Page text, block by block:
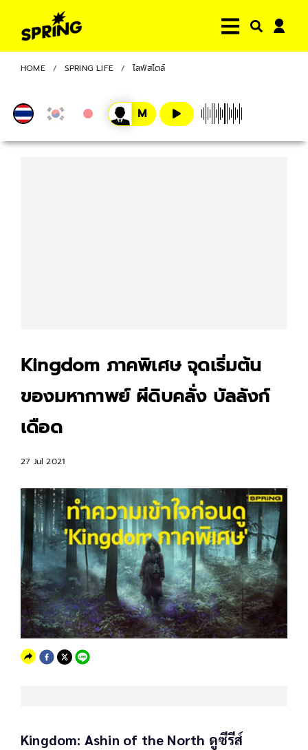
HOME SPRING LIFE ไลฟ์สไตล์
Kingdom ภาคพิเศษ จุดเริ่มต้น
ของมหากาพย์ ผีดิบคลั่ง บัลลังก์
เดือด
27 Jul 2021
Kingdom: Ashin of the North ดูซีรีส์